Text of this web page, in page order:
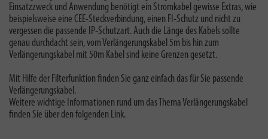
Einsatzzweck und Anwendung benötigt ein Stromkabel gewisse Extras, wie
beispielsweise eine CEE-Steckverbindung, einen FI-Schutz und nicht zu
vergessen die passende IP-Schutzart. Auch die Länge des Kabels sollte
genau durchdacht sein, vom Verlängerungskabel 5m bis hin zum
Verlängerungskabel mit 50m Kabel sind keine Grenzen gesetzt.
Mit Hilfe der Filterfunktion finden Sie ganz einfach das für Sie passende
Verlängerungskabel.
Weitere wichtige Informationen rund um das Thema Verlängerungskabel
finden Sie über den folgenden Link.